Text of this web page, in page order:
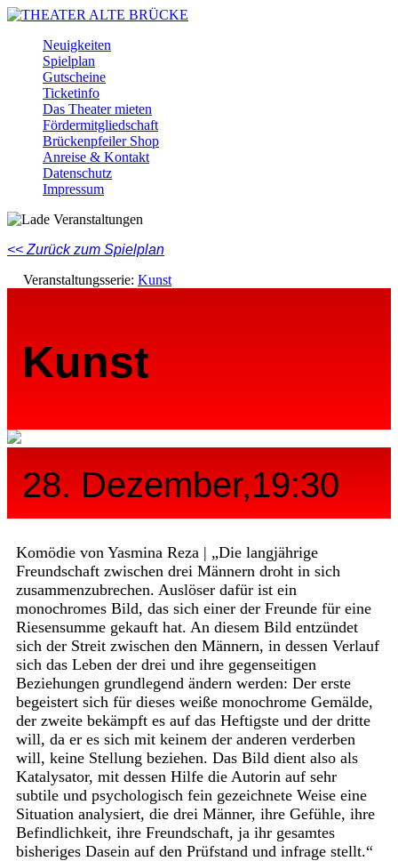
Skip
content
Neuigkeiten
Spielplan
Gutscheine
Ticketinfo
Das Theater mieten
Fördermitgliedschaft
Brückenpfeiler Shop
Anreise & Kontakt
Datenschutz
Impressum
Facebook
Instagram
Youtube
<< Zurück zum Spielplan
Veranstaltungsserie: Kunst
Kunst
28. Dezember,19:30
Komödie von Yasmina Reza | „Die langjährige
Freundschaft zwischen drei Männern droht in sich
zusammenzubrechen. Auslöser dafür ist ein
monochromes Bild, das sich einer der Freunde für eine
Riesensumme gekauft hat. An diesem Bild entzündet
sich der Streit zwischen den Männern, in dessen Verlauf
sich das Leben der drei und ihre gegenseitigen
Beziehungen grundlegend ändern werden: Der erste
begeistert sich für dieses weiße monochrome Gemälde,
der zweite bekämpft es auf das Heftigste und der dritte
will, da er es sich mit keinem der anderen verderben
will, keine Stellung beziehen. Das Bild dient also als
Katalysator, mit dessen Hilfe die Autorin auf sehr
subtile und psychologisch fein gezeichnete Weise eine
Situation analysiert, die drei Männer, ihre Gefühle, ihre
Befindlichkeit, ihre Freundschaft, ja ihr gesamtes
bisheriges Dasein auf den Prüfstand und infrage stellt.“